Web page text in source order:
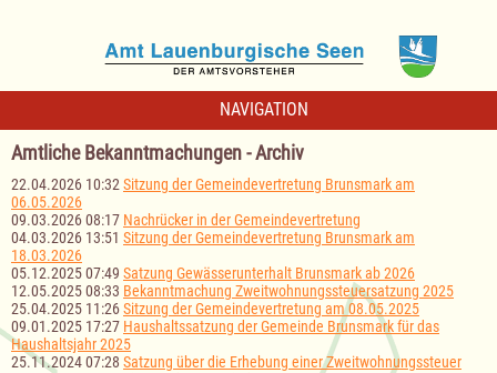
NAVIGATION
Amtliche Bekanntmachungen - Archiv
22.04.2026 10:32 Sitzung der Gemeindevertretung Brunsmark am
06.05.2026
09.03.2026 08:17 Nachrücker in der Gemeindevertretung
04.03.2026 13:51 Sitzung der Gemeindevertretung Brunsmark am
18.03.2026
05.12.2025 07:49 Satzung Gewässerunterhalt Brunsmark ab 2026
12.05.2025 08:33 Bekanntmachung Zweitwohnungssteuersatzung 2025
25.04.2025 11:26Sitzung der Gemeindevertretung am 08.05.2025
09.01.2025 17:27 Haushaltssatzung der Gemeinde Brunsmark für das
Haushaltsjahr 2025
25.11.2024 07:28 Satzung über die Erhebung einer Zweitwohnungssteuer